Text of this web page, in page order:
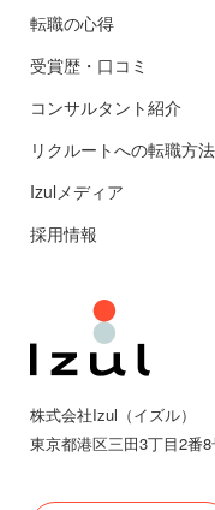
株式会社Izul（イズル）
東京都港区三田3丁目2番
転職の心得
受賞歴・口コミ
コンサルタント紹介
リクルートへの転職方法
Izulメディア
採用情報